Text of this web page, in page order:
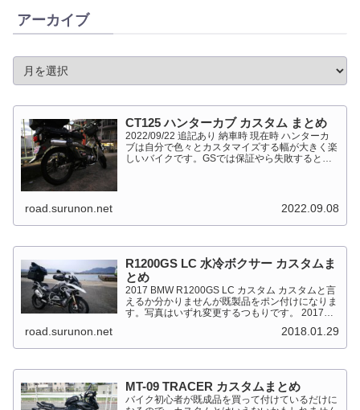
アーカイブ
CT125 ハンターカブ カスタム まとめ
2022/09/22 追記あり 納車時 現在時 ハンターカ
ブは自分で色々とカスタマイズする幅が大きく楽
しいバイクです。GSでは保証やら失敗すると高
road.surunon.net 2022.09.08
R1200GS LC 水冷ボクサー カスタムま
とめ
2017 BMW R1200GS LC カスタム カスタムと言
えるか分かりませんが既製品をポン付けになりま
す。写真はいずれ変更するつもりです。 2017
road.surunon.net 2018.01.29
MT-09 TRACER カスタムまとめ
バイク初心者が既成品を買って付けているだけに